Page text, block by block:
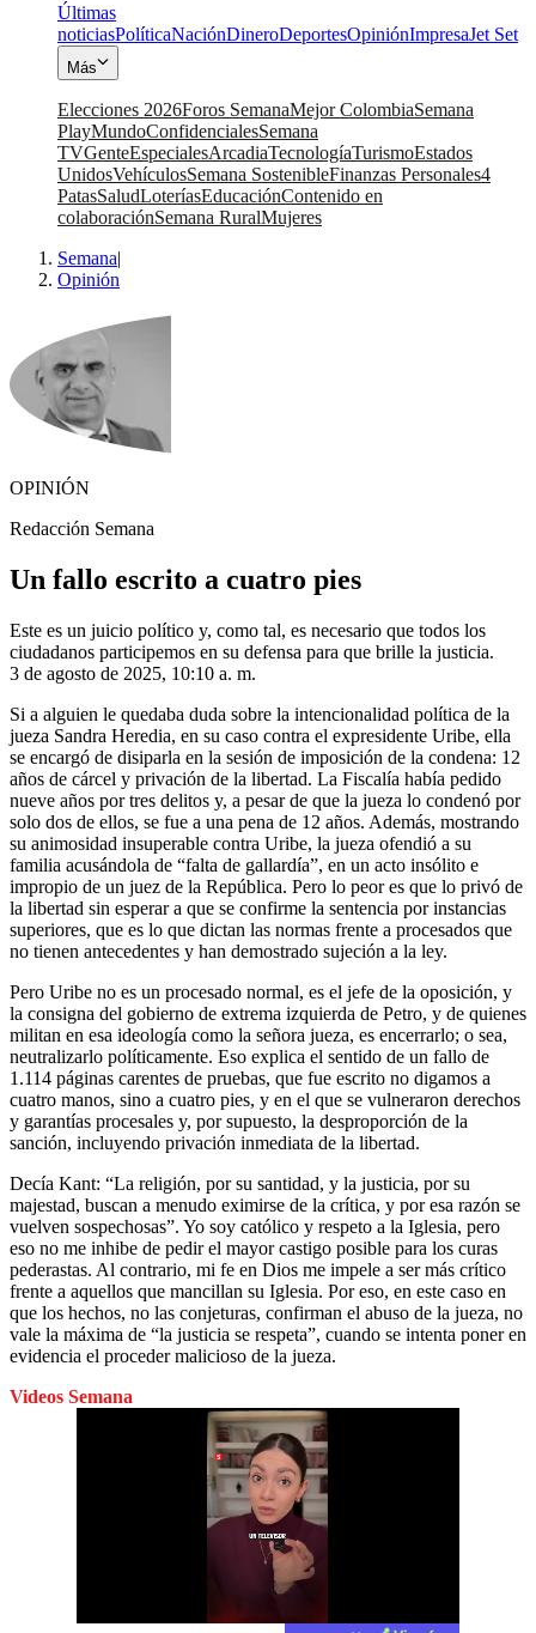
Últimas
noticiasPolíticaNaciónDineroDeportesOpiniónImpresaJet Set
Más
Elecciones 2026Foros SemanaMejor ColombiaSemana
PlayMundoConfidencialesSemana
TVGenteEspecialesArcadiaTecnologíaTurismoEstados
UnidosVehículosSemana SostenibleFinanzas Personales4
PatasSaludLoteríasEducaciónContenido en
colaboraciónSemana RuralMujeres
Semana|
Opinión
OPINIÓN
Redacción Semana
Un fallo escrito a cuatro pies
Este es un juicio político y, como tal, es necesario que todos los
ciudadanos participemos en su defensa para que brille la justicia.
3 de agosto de 2025, 10:10 a. m.
Si a alguien le quedaba duda sobre la intencionalidad política de la
jueza Sandra Heredia, en su caso contra el expresidente Uribe, ella
se encargó de disiparla en la sesión de imposición de la condena: 12
años de cárcel y privación de la libertad. La Fiscalía había pedido
nueve años por tres delitos y, a pesar de que la jueza lo condenó por
solo dos de ellos, se fue a una pena de 12 años. Además, mostrando
su animosidad insuperable contra Uribe, la jueza ofendió a su
familia acusándola de “falta de gallardía”, en un acto insólito e
impropio de un juez de la República. Pero lo peor es que lo privó de
la libertad sin esperar a que se confirme la sentencia por instancias
superiores, que es lo que dictan las normas frente a procesados que
no tienen antecedentes y han demostrado sujeción a la ley.
Pero Uribe no es un procesado normal, es el jefe de la oposición, y
la consigna del gobierno de extrema izquierda de Petro, y de quienes
militan en esa ideología como la señora jueza, es encerrarlo; o sea,
neutralizarlo políticamente. Eso explica el sentido de un fallo de
1.114 páginas carentes de pruebas, que fue escrito no digamos a
cuatro manos, sino a cuatro pies, y en el que se vulneraron derechos
y garantías procesales y, por supuesto, la desproporción de la
sanción, incluyendo privación inmediata de la libertad.
Decía Kant: “La religión, por su santidad, y la justicia, por su
majestad, buscan a menudo eximirse de la crítica, y por esa razón se
vuelven sospechosas”. Yo soy católico y respeto a la Iglesia, pero
eso no me inhibe de pedir el mayor castigo posible para los curas
pederastas. Al contrario, mi fe en Dios me impele a ser más crítico
frente a aquellos que mancillan su Iglesia. Por eso, en este caso en
que los hechos, no las conjeturas, confirman el abuso de la jueza, no
vale la máxima de “la justicia se respeta”, cuando se intenta poner en
evidencia el proceder malicioso de la jueza.
Videos Semana